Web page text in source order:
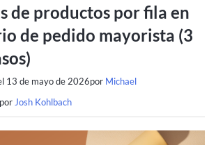
de productos por fila en
de pedido mayorista (3
13 de mayo de 2026por Michael
Josh Kohlbach